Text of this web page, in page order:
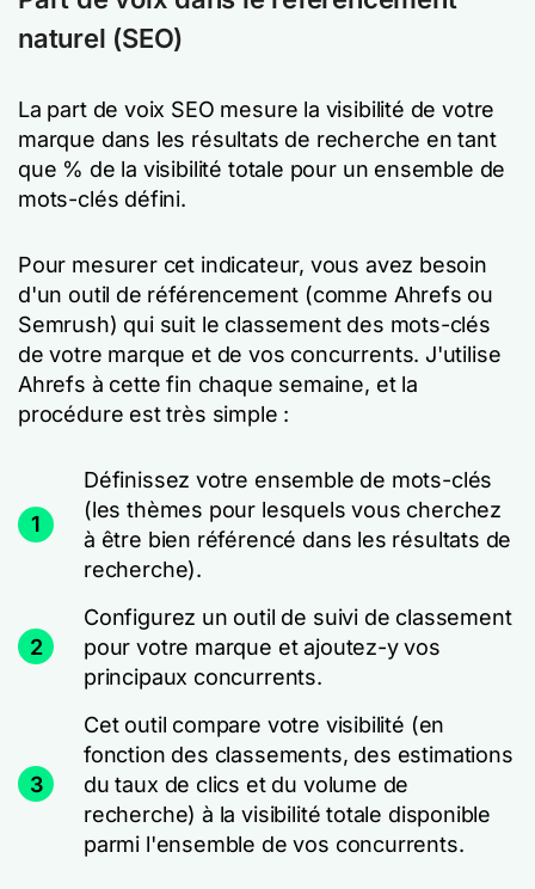
naturel (SEO)
La part de voix SEO mesure la visibilité de votre
marque dans les résultats de recherche en tant
que % de la visibilité totale pour un ensemble de
mots-clés défini.
Pour mesurer cet indicateur, vous avez besoin
d'un outil de référencement (comme Ahrefs ou
Semrush) qui suit le classement des mots-clés
de votre marque et de vos concurrents. J'utilise
Ahrefs à cette fin chaque semaine, et la
procédure est très simple :
1
Définissez votre ensemble de mots-clés
(les thèmes pour lesquels vous cherchez
à être bien référencé dans les résultats de
recherche).
2
Configurez un outil de suivi de classement
pour votre marque et ajoutez-y vos
principaux concurrents.
3
Cet outil compare votre visibilité (en
fonction des classements, des estimations
du taux de clics et du volume de
recherche) à la visibilité totale disponible
parmi l'ensemble de vos concurrents.